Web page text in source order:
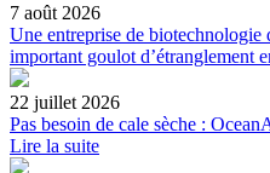
7 août 2026
Une entreprise de biotechnologie
important goulot d’étranglement
22 juillet 2026
Pas besoin de cale sèche :
Lire la suite